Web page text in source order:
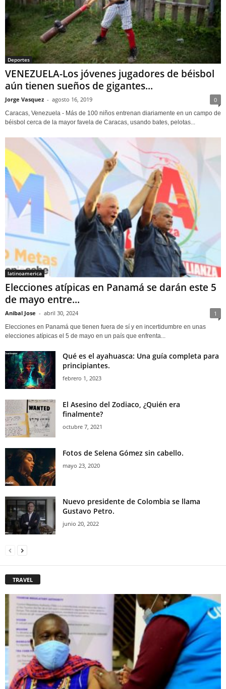
Deportes
VENEZUELA-Los jóvenes jugadores de béisbol
aún tienen sueños de gigantes...
Jorge Vasquez - agosto 16, 2019 0
Caracas, Venezuela - Más de 100 niños entrenan diariamente en un campo de
béisbol cerca de la mayor favela de Caracas, usando bates, pelotas...
latinoamerica
Elecciones atípicas en Panamá se darán este 5
de mayo entre...
Anibal Jose - abril 30, 2024 1
Elecciones en Panamá que tienen fuera de sí y en incertidumbre en unas
elecciones atípicas el 5 de mayo en un país que enfrenta...
Qué es el ayahuasca: Una guía completa para
principiantes.
febrero 1, 2023
El Asesino del Zodiaco, ¿Quién era
finalmente?
octubre 7, 2021
Fotos de Selena Gómez sin cabello.
mayo 23, 2020
Nuevo presidente de Colombia se llama
Gustavo Petro.
junio 20, 2022
TRAVEL